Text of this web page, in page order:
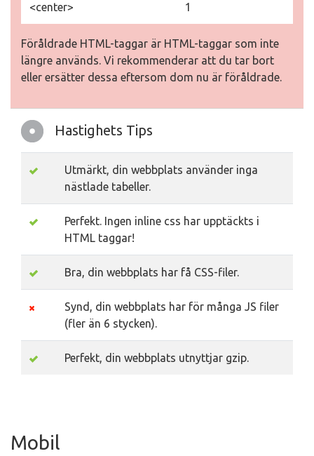
<center> 1
Föråldrade HTML-taggar är HTML-taggar som inte
längre används. Vi rekommenderar att du tar bort
eller ersätter dessa eftersom dom nu är föråldrade.
Hastighets Tips
Utmärkt, din webbplats använder inga
nästlade tabeller.
Perfekt. Ingen inline css har upptäckts i
HTML taggar!
Bra, din webbplats har få CSS-filer.
Synd, din webbplats har för många JS filer
(fler än 6 stycken).
Perfekt, din webbplats utnyttjar gzip.
Mobil